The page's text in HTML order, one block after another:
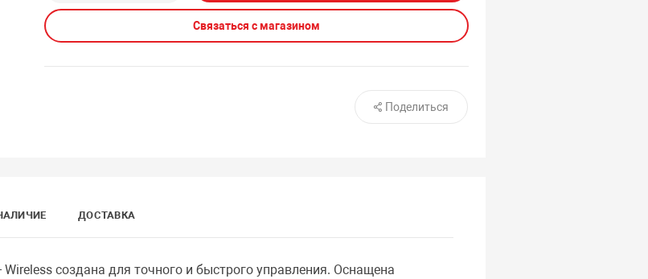
Связаться с магазином
Поделиться
ДОСТАВКА
создана для точного и быстрого управления. Оснащена